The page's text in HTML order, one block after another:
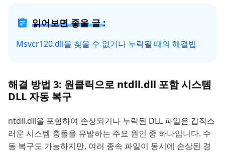
읽어보면 좋을 글 :
Msvcr120.dll을 찾을 수 없거나 누락될 때의 해결법
해결 방법 3: 원클릭으로 ntdll.dll 포함 시스템
DLL 자동 복구
ntdll.dll을 포함하여 손상되거나 누락된 DLL 파일은 갑작스
러운 시스템 충돌을 유발하는 주요 원인 중 하나입니다. 수
동 복구도 가능하지만, 여러 종속 파일이 동시에 손상된 경